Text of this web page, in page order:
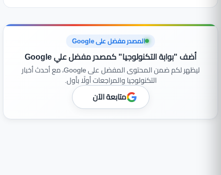
المصدر مفضل على Google
أضف "بوابة التكنولوجيا" كمصدر مفضل علي Google
ليظهر لكم ضمن المحتوى المفضل على Google، مع أحدث أخبار
التكنولوجيا والمراجعات أولًا بأول.
متابعة الآن